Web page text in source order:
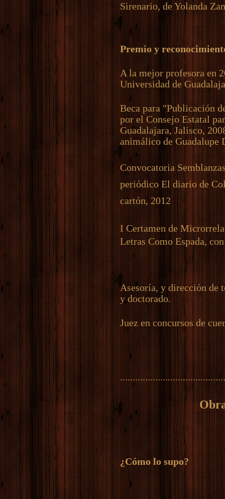
Sirenario, de Yolanda
Premio y
A la mejor profesora en
Universidad de
Beca para "Publicación
por el Consejo Estatal
Guadalajara, Jalisco,
animálico de Guadalupe
Convocatoria
periódico El diario de
cartón, 2012
I Certamen de
Letras Como Espada,
Asesoría, y dirección de
y doctorado.
Juez en concursos de
¿Cómo lo supo?